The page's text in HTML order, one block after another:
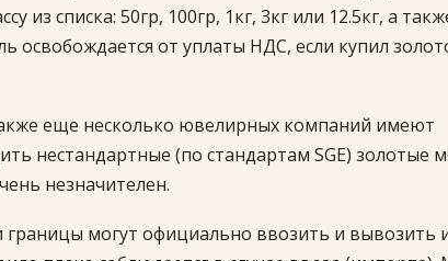
из списка: 50гр, 100гр, 1кг, 3кг или 12.5кг, а
освобождается от уплаты НДС, если купил
еще несколько ювелирных компаний имеют
нестандартные (по стандартам SGE) золотые
незначителен.
могут официально ввозить и вывозить